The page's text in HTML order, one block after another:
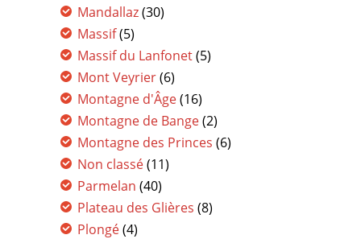
Mandallaz(30)
Massif(5)
Massif du Lanfonet(5)
Mont Veyrier(6)
Montagne d'Âge(16)
Montagne de Bange(2)
Montagne des Princes (6)
Non classé(11)
Parmelan (40)
Plateau des Glières (8)
Plongé(4)